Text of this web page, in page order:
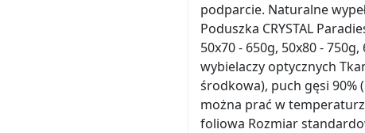
podparcie. Naturalne
Poduszka CRYSTAL
50x70 - 650g, 50x80 -
wybielaczy optycznych
środkowa), puch gęsi 90%
można prać w
foliowa Rozmiar